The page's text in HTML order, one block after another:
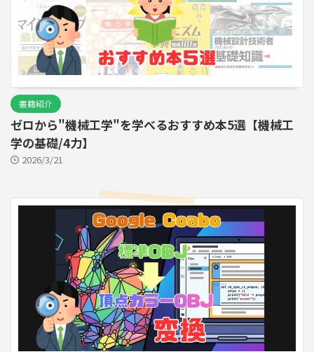
書籍紹介
ゼロから"機械工学"を学べるおすすめ本5選【機械工
学の基礎/4力】
2026/3/21